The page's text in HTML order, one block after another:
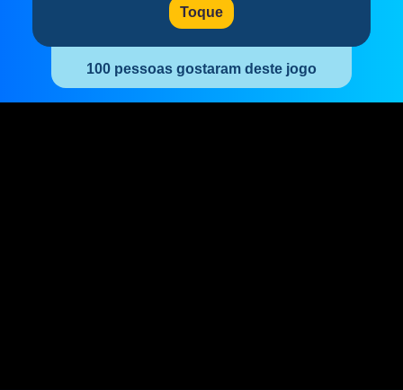
Toque
100 pessoas gostaram deste jogo